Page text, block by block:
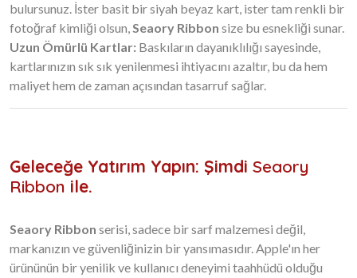
bulursunuz. İster basit bir siyah beyaz kart, ister tam renkli bir
fotoğraf kimliği olsun,Seaory Ribbon size bu esnekliği sunar.
Uzun Ömürlü Kartlar: Baskıların dayanıklılığı sayesinde,
kartlarınızın sık sık yenilenmesi ihtiyacını azaltır, bu da hem
maliyet hem de zaman açısından tasarruf sağlar.
Geleceğe Yatırım Yapın: Şimdi Seaory
Ribbon ile.
Seaory Ribbon serisi, sadece bir sarf malzemesi değil,
markanızın ve güvenliğinizin bir yansımasıdır. Apple'ın her
ürününün bir yenilik ve kullanıcı deneyimi taahhüdü olduğu